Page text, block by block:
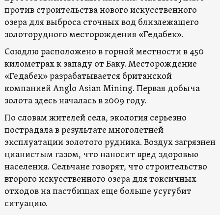
против строительства нового искусственного
озера для выброса сточных вод близлежащего
золоторудного месторождения «Гедабек».
Союдлю расположено в горной местности в 450
километрах к западу от Баку. Месторождение
«Гедабек» разрабатывается британской
компанией Anglo Asian Mining. Первая добыча
золота здесь началась в 2009 году.
По словам жителей села, экология серьезно
пострадала в результате многолетней
эксплуатации золотого рудника. Воздух загрязнен
цианистым газом, что наносит вред здоровью
населения. Сельчане говорят, что строительство
второго искусственного озера для токсичных
отходов на пастбищах еще больше усугубит
ситуацию.